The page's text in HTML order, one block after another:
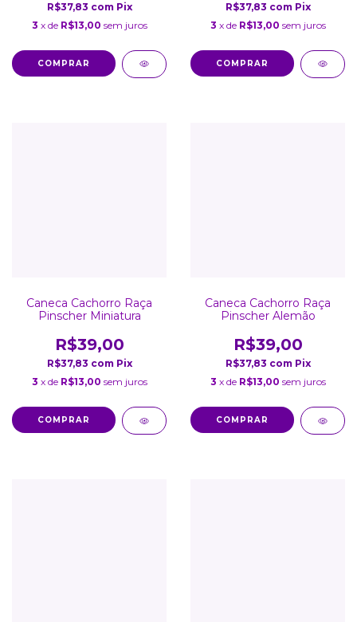
R$37,83 com Pix
3 x de R$13,00 sem juros
R$37,83 com Pix
3 x de R$13,00 sem juros
Caneca Cachorro Raça
Pinscher Miniatura
R$39,00
R$37,83 com Pix
3 x de R$13,00 sem juros
Caneca Cachorro Raça
Pinscher Alemão
R$39,00
R$37,83 com Pix
3 x de R$13,00 sem juros